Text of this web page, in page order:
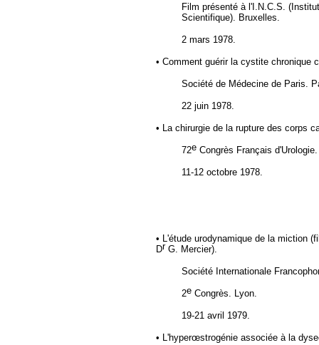
Film présenté à l'I.N.C.S.
Scientifique). Bruxelles.
2 mars 1978.
• Comment guérir la cystite chronique
Société de Médecine de Paris.
22 juin 1978.
• La chirurgie de la rupture des corps
72e Congrès Français d'Urologie.
11-12 octobre 1978.
• L'étude urodynamique de la miction
Dr G. Mercier).
Société Internationale
2e Congrès. Lyon.
19-21 avril 1979.
• L'hyperœstrogénie associée à la